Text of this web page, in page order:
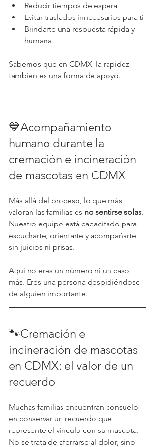
Reducir tiempos de espera
Evitar traslados innecesarios para ti
Brindarte una respuesta rápida y
humana
Sabemos que en CDMX, la rapidez
también es una forma de apoyo.
💙Acompañamiento
humano durante la
cremación e incineración
de mascotas en CDMX
Más allá del proceso, lo que más
valoran las familias es no sentirse solas.
Nuestro equipo está capacitado para
escucharte, orientarte y acompañarte
sin juicios ni prisas.
Aquí no eres un número ni un caso
más. Eres una persona despidiéndose
de alguien importante.
🐾Cremación e
incineración de mascotas
en CDMX: el valor de un
recuerdo
Muchas familias encuentran consuelo
en conservar un recuerdo que
represente el vínculo con su mascota.
No se trata de aferrarse al dolor, sino